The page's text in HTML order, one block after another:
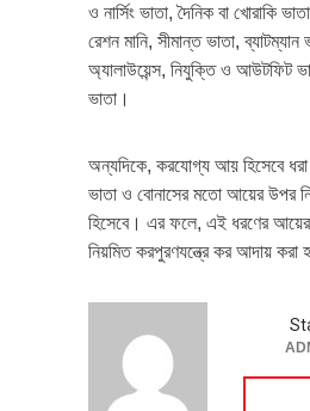
ও নার্সিং ভাতা, দৈনিক বা খোরাকি
রেশন মানি, সীমান্ত ভাতা, ব্যাটম্যান
অ্যালাউয়েন্স, নিযুক্তি ও আউটফিট
ভাতা।
অন্যদিকে, করযোগ্য আয় হিসেবে
ভাতা ও বোনাসের মতো আয়ের উপর
হিসেবে। এর ফলে, এই ধরণের
নিয়মিত করপুরণযন্ত্রে কর আদায় করা